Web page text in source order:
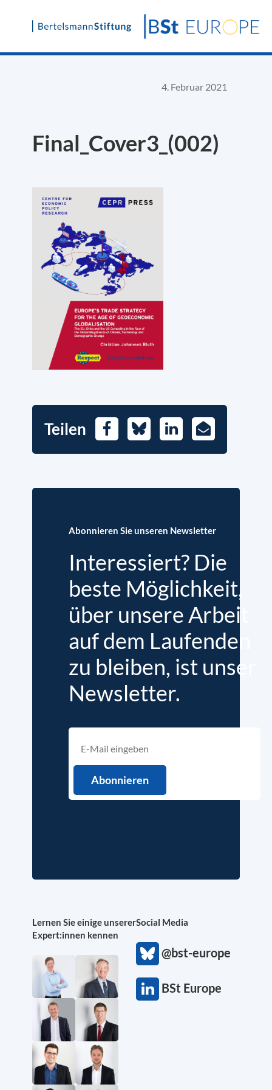
Skip
4. Februar 2021
Final_Cover3_(002)
Teilen FacebookBlueskyLinkedIn
E-
Mail
Abonnieren Sie unseren Newsletter
Interessiert? Die
beste Möglichkeit,
über unsere Arbeit
auf dem Laufenden
zu bleiben, ist unser
Newsletter.
Lernen Sie einige unserer
Expert:innen kennen
Social Media
@bst-europe
BSt Europe